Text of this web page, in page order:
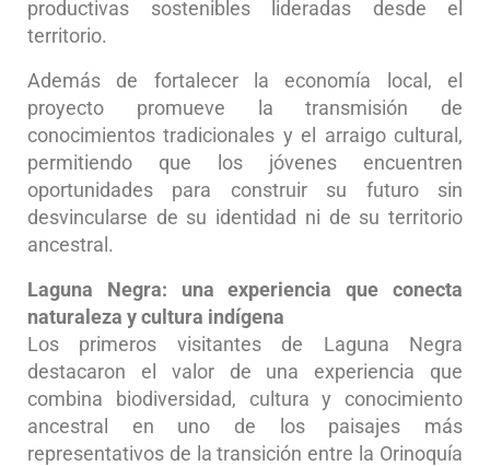
productivas sostenibles lideradas desde el
territorio.
Además de fortalecer la economía local, el
proyecto promueve la transmisión de
conocimientos tradicionales y el arraigo cultural,
permitiendo que los jóvenes encuentren
oportunidades para construir su futuro sin
desvincularse de su identidad ni de su territorio
ancestral.
Laguna Negra: una experiencia que conecta
naturaleza y cultura indígena
Los primeros visitantes de Laguna Negra
destacaron el valor de una experiencia que
combina biodiversidad, cultura y conocimiento
ancestral en uno de los paisajes más
representativos de la transición entre la Orinoquía